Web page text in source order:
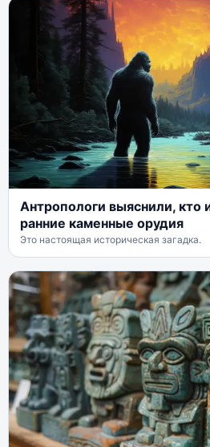
Антропологи выяснили, кто
ранние каменные орудия
Это настоящая историческая загадка.